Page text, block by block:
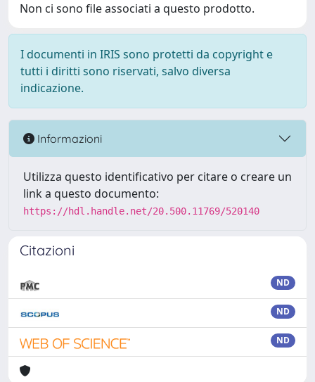
Non ci sono file associati a questo prodotto.
I documenti in IRIS sono protetti da copyright e
tutti i diritti sono riservati, salvo diversa
indicazione.
Informazioni
Utilizza questo identificativo per citare o creare un
link a questo documento:
https://hdl.handle.net/20.500.11769/520140
Citazioni
ND
ND
ND